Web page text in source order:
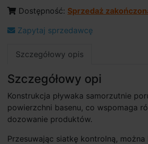
Dostępność: Sprzedaż
Zapytaj sprzedawcę
Szczegółowy opis
Szczegółowy opi
Konstrukcja pływaka samorzutnie
powierzchni basenu, co wspomaga
dozowanie produktów.
Przesuwając siatkę kontrolną,